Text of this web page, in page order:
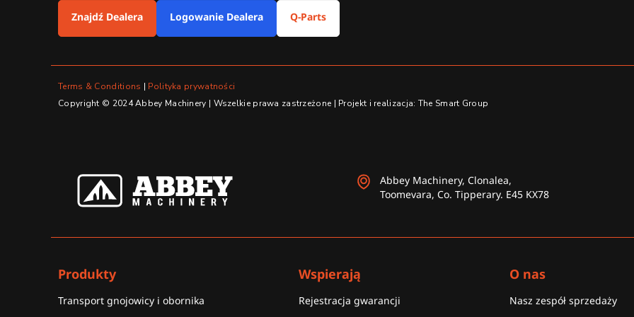
Znajdź Dealera Logowanie Dealera Q-Parts
Terms & Conditions | Polityka prywatności
Copyright © 2024 Abbey Machinery | Wszelkie prawa zastrzeżone | Projekt i realizacja: The Smart Group
Abbey Machinery, Clonalea,
Toomevara, Co. Tipperary. E45 KX78
Produkty
Transport gnojowicy i obornika
Wspierają
Rejestracja gwarancji
O nas
Nasz zespół sprzedaży